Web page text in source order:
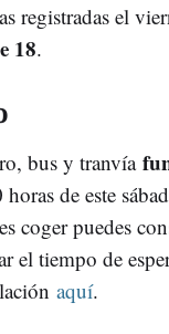
registradas el
18.
bus y tranvía
de este
coger puedes
el tiempo de
aquí.